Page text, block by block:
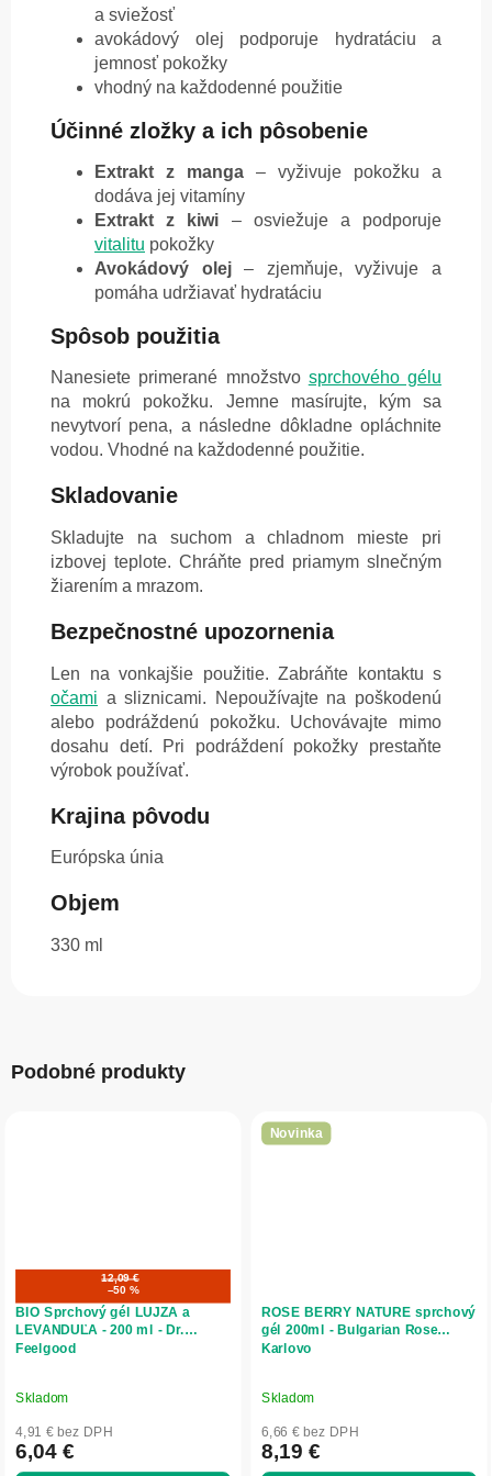
a sviežosť
avokádový olej podporuje hydratáciu a
jemnosť pokožky
vhodný na každodenné použitie
Účinné zložky a ich pôsobenie
Extrakt z manga – vyživuje pokožku a
dodáva jej vitamíny
Extrakt z kiwi – osviežuje a podporuje
vitalitu pokožky
Avokádový olej– zjemňuje, vyživuje a
pomáha udržiavať hydratáciu
Spôsob použitia
Nanesiete primerané množstvo sprchového gélu
na mokrú pokožku. Jemne masírujte, kým sa
nevytvorí pena, a následne dôkladne opláchnite
vodou. Vhodné na každodenné použitie.
Skladovanie
Skladujte na suchom a chladnom mieste pri
izbovej teplote. Chráňte pred priamym slnečným
žiarením a mrazom.
Bezpečnostné upozornenia
Len na vonkajšie použitie. Zabráňte kontaktu s
očami a sliznicami. Nepoužívajte na poškodenú
alebo podráždenú pokožku. Uchovávajte mimo
dosahu detí. Pri podráždení pokožky prestaňte
výrobok používať.
Krajina pôvodu
Európska únia
Objem
330 ml
Podobné produkty
12,09 €
–50 %
BIO Sprchový gél LUJZA a
LEVANDUĽA - 200 ml - Dr.
Feelgood
Skladom
4,91 € bez DPH
6,04 €
Novinka
ROSE BERRY NATURE sprchový
gél 200ml - Bulgarian Rose
Karlovo
Skladom
6,66 € bez DPH
8,19 €